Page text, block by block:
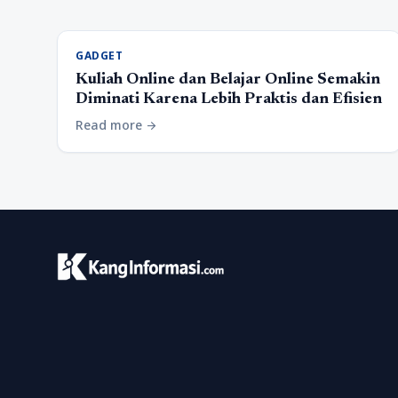
GADGET
Kuliah Online dan Belajar Online Semakin
Diminati Karena Lebih Praktis dan Efisien
Read more arrow_forward